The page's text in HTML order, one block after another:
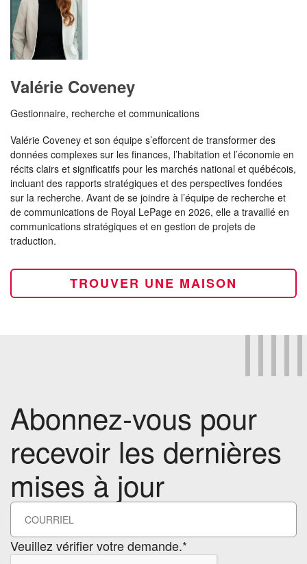
Valérie Coveney
Gestionnaire, recherche et communications
Valérie Coveney et son équipe s’efforcent de transformer des
données complexes sur les finances, l’habitation et l’économie en
récits clairs et significatifs pour les marchés national et québécois,
incluant des rapports stratégiques et des perspectives fondées
sur la recherche. Avant de se joindre à l’équipe de recherche et
de communications de Royal LePage en 2026, elle a travaillé en
communications stratégiques et en gestion de projets de
traduction.
TROUVER UNE MAISON
Abonnez-vous pour
recevoir les dernières
mises à jour
Veuillez vérifier votre demande.*